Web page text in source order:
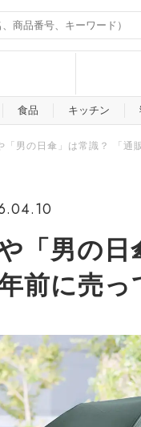
食品 キッチン
「男の日傘」は常識？ 「通
「男の日
前に売っ